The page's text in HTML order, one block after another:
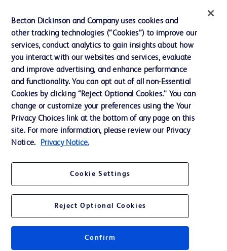
Notre entreprise
Éthique et conformité
Nous contacter
Préférences en matière de cookies
Confidentialité
Accessibilité du site Web
© 2026 BD. Tous droits réservés. BD et le logo de BD sont des marques
Becton Dickinson and Company uses cookies and
other tracking technologies (“Cookies”) to improve our
services, conduct analytics to gain insights about how
you interact with our websites and services, evaluate
and improve advertising, and enhance performance
and functionality. You can opt out of all non-Essential
Cookies by clicking “Reject Optional Cookies.” You can
change or customize your preferences using the Your
Privacy Choices link at the bottom of any page on this
site. For more information, please review our Privacy
Notice.
Privacy Notice.
Cookie Settings
Reject Optional Cookies
Confirm